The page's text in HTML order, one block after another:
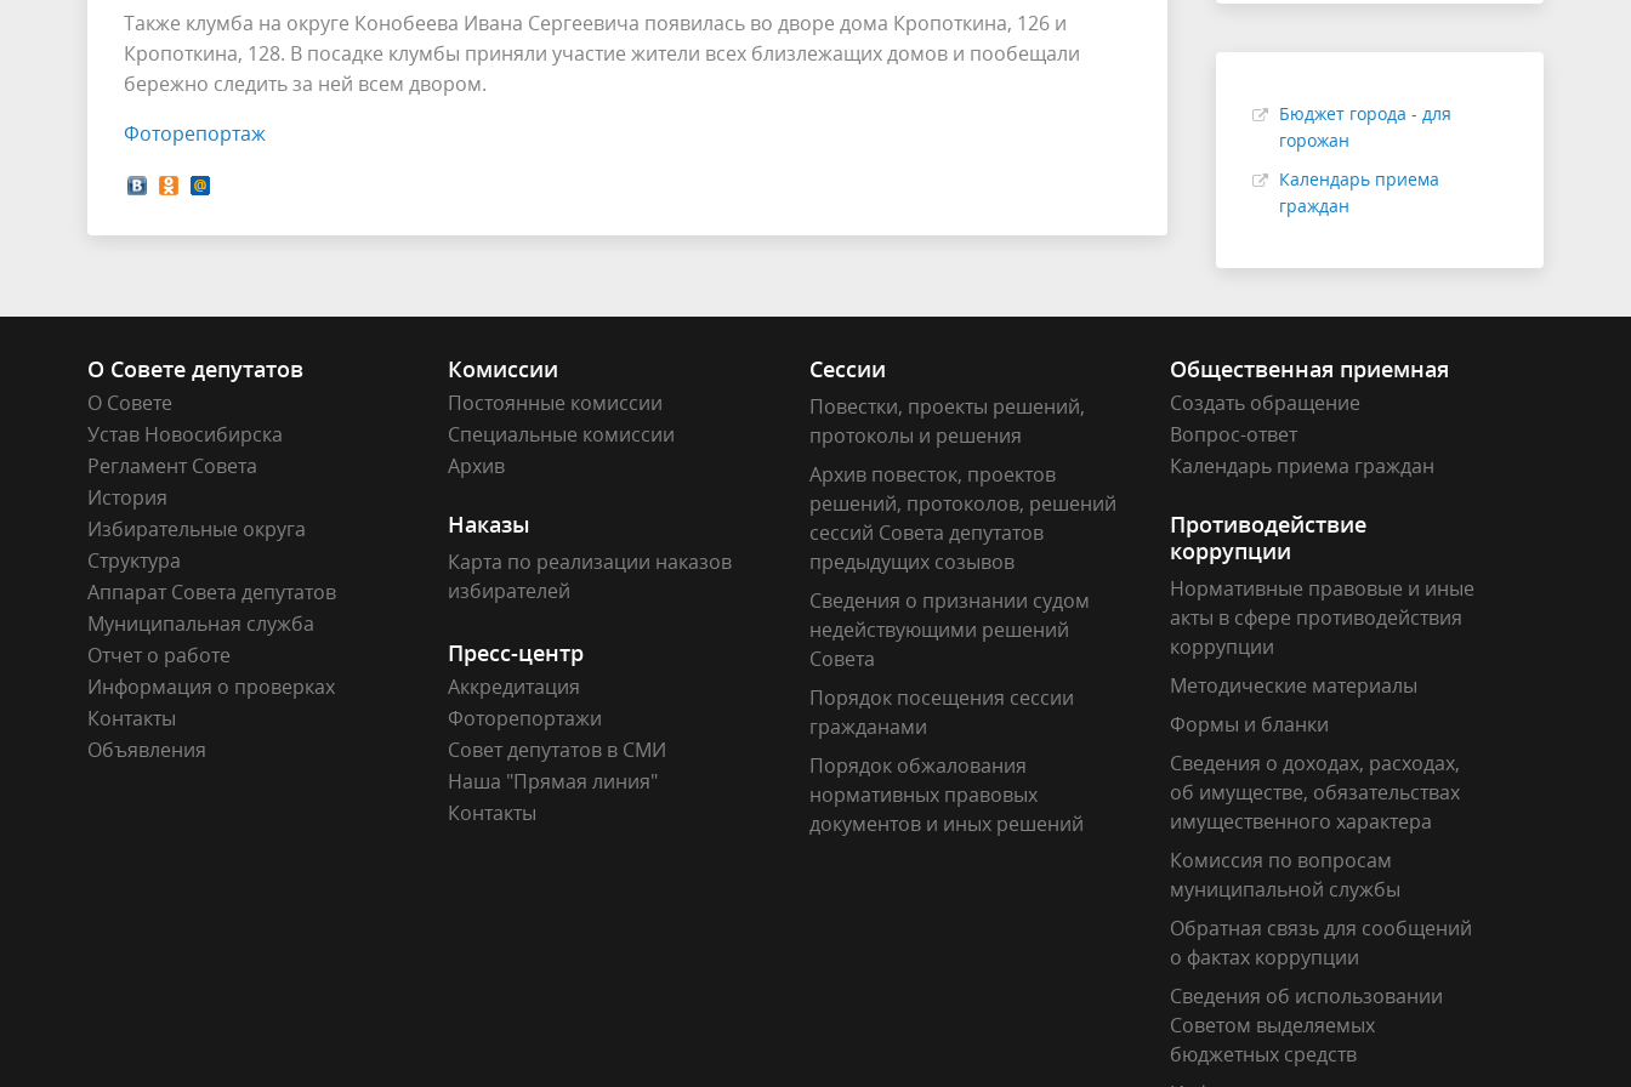
Также клумба на округе Конобеева Ивана Сергеевича появилась во дворе дома Кропоткина, 126 и
Кропоткина, 128. В посадке клумбы приняли участие жители всех близлежащих домов и пообещали
бережно следить за ней всем двором.
Фоторепортаж
Бюджет города - для
горожан
Календарь приема
граждан
О Совете депутатов
О Совете
Устав Новосибирска
Регламент Совета
История
Избирательные округа
Структура
Аппарат Совета депутатов
Муниципальная служба
Отчет о работе
Информация о проверках
Контакты
Объявления
Комиссии
Постоянные комиссии
Специальные комиссии
Архив
Сессии
Повестки, проекты решений,
протоколы и решения
Архив повесток, проектов
решений, протоколов, решений
сессий Совета депутатов
предыдущих созывов
Сведения о признании судом
недействующими решений
Совета
Порядок посещения сессии
гражданами
Порядок обжалования
нормативных правовых
документов и иных решений
Общественная приемная
Создать обращение
Вопрос-ответ
Календарь приема граждан
Наказы
Карта по реализации наказов
избирателей
Противодействие
коррупции
Нормативные правовые и иные
акты в сфере противодействия
коррупции
Методические материалы
Формы и бланки
Сведения о доходах, расходах,
об имуществе, обязательствах
имущественного характера
Комиссия по вопросам
муниципальной службы
Обратная связь для сообщений
о фактах коррупции
Сведения об использовании
Советом выделяемых
бюджетных средств
Пресс-центр
Аккредитация
Фоторепортажи
Совет депутатов в СМИ
Наша "Прямая линия"
Контакты